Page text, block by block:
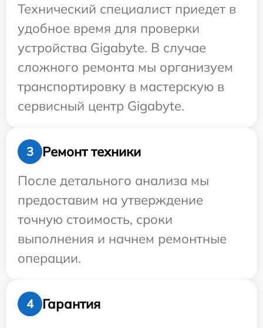
Технический специалист приедет в
удобное время для проверки
устройства Gigabyte. В случае
сложного ремонта мы организуем
транспортировку в мастерскую в
сервисный центр Gigabyte.
3
Ремонт техники
После детального анализа мы
предоставим на утверждение
точную стоимость, сроки
выполнения и начнем ремонтные
операции.
4
Гарантия